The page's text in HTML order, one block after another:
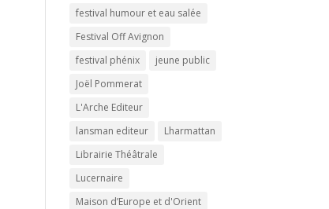
festival humour et eau salée
Festival Off Avignon
festival phénix
jeune public
Joël Pommerat
L'Arche Editeur
lansman editeur
Lharmattan
Librairie Théâtrale
Lucernaire
Maison d’Europe et d'Orient